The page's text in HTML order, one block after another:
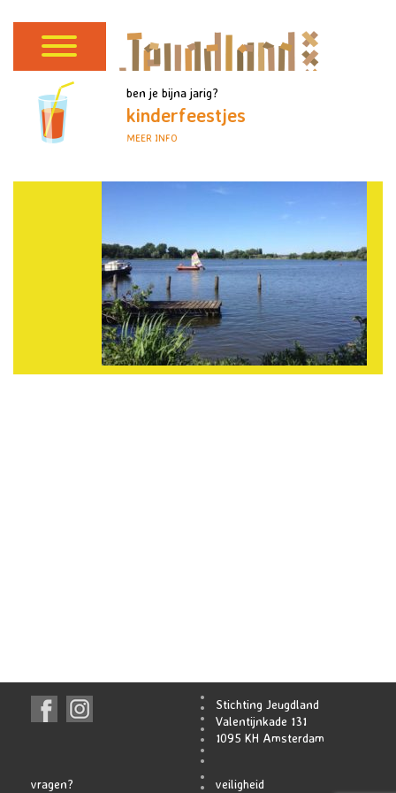
ben je bijna jarig?
kinderfeestjes
MEER INFO
Stichting Jeugdland
Valentijnkade 131
1095 KH Amsterdam
vragen? veiligheid